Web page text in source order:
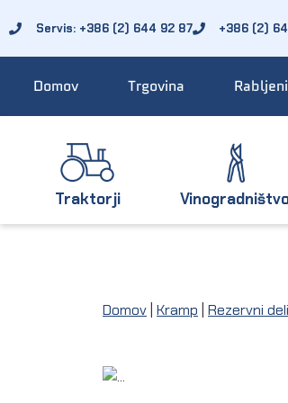
Servis: +386 (2) 644 92 87 +386 (2)
Domov Trgovina
Traktorji
Domov Kramp Rezervni